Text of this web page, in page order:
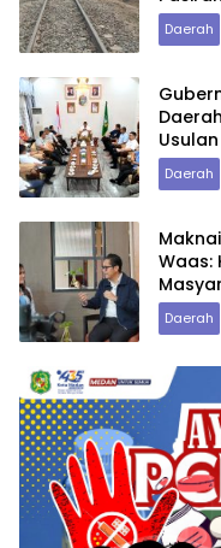
Daerah
Usulan
Daerah
Waas:
Daerah